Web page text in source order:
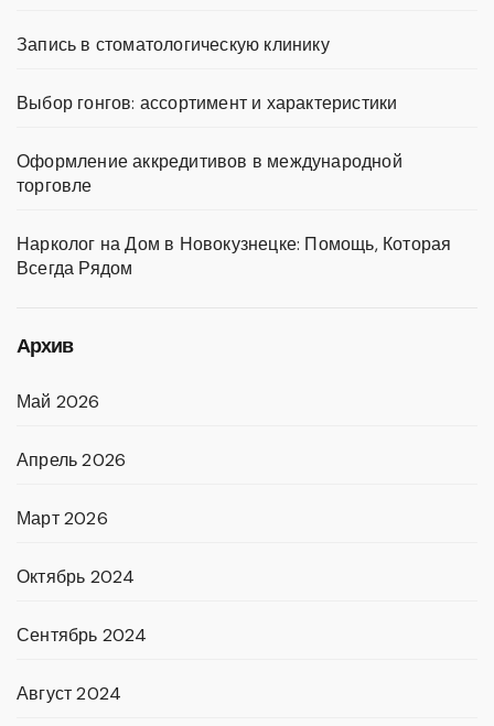
Запись в стоматологическую клинику
Выбор гонгов: ассортимент и характеристики
Оформление аккредитивов в международной
торговле
Нарколог на Дом в Новокузнецке: Помощь, Которая
Всегда Рядом
Архив
Май 2026
Апрель 2026
Март 2026
Октябрь 2024
Сентябрь 2024
Август 2024